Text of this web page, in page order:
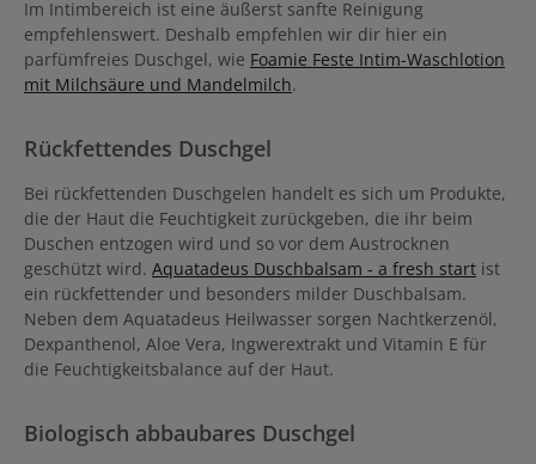
Im Intimbereich ist eine äußerst sanfte Reinigung
empfehlenswert. Deshalb empfehlen wir dir hier ein
parfümfreies Duschgel, wie Foamie Feste Intim-Waschlotion
mit Milchsäure und Mandelmilch.
Rückfettendes Duschgel
Bei rückfettenden Duschgelen handelt es sich um Produkte,
die der Haut die Feuchtigkeit zurückgeben, die ihr beim
Duschen entzogen wird und so vor dem Austrocknen
geschützt wird. Aquatadeus Duschbalsam - a fresh start ist
ein rückfettender und besonders milder Duschbalsam.
Neben dem Aquatadeus Heilwasser sorgen Nachtkerzenöl,
Dexpanthenol, Aloe Vera, Ingwerextrakt und Vitamin E für
die Feuchtigkeitsbalance auf der Haut.
Biologisch abbaubares Duschgel